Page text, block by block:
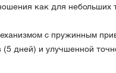
как для небольших
с пружинным
(5 дней) и улучшенной